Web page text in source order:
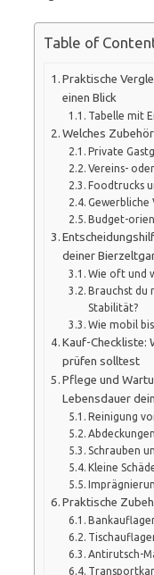
Table of
Praktische
einen Blick
Tabelle mit
Welches
Private
Vereins-
Foodtrucks
Gewerbliche
Budget-
deiner
Wie oft und
Brauchst du
Stabilität?
Wie mobil
Kauf-Checkliste:
prüfen solltest
Pflege und
Lebensdauer
Reinigung
Schrauben
Kleine
Praktische
Antirutsch-